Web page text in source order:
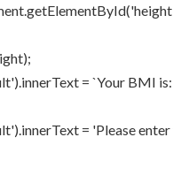
= `Your BMI
= 'Please enter